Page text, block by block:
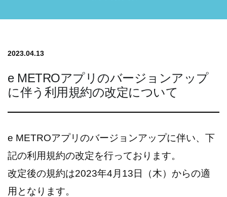
2023.04.13
e METROアプリのバージョンアップ
に伴う利用規約の改定について
e METROアプリのバージョンアップに伴い、下
記の利用規約の改定を行っております。
改定後の規約は2023年4月13日（木）からの適
用となります。